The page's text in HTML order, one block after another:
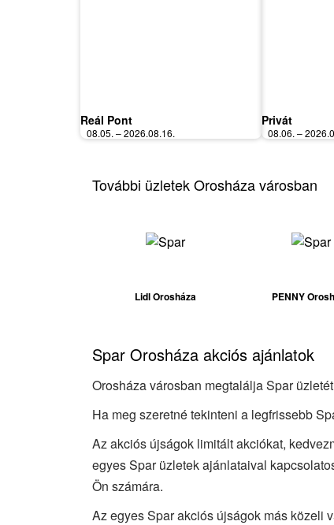
Reál Pont
08.05. – 2026.08.16.
Privát
08.06. –
További üzletek Orosháza városban
Lidl Orosháza PENNY
Spar Orosháza akciós ajánlatok
Orosháza városban megtalálja Spar
Ha meg szeretné tekinteni a legfrissebb
Az akciós újságok limitált akciókat,
egyes Spar üzletek ajánlataival
Ön számára.
Az egyes Spar akciós újságok más közeli